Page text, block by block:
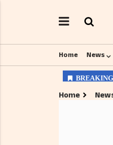
Home News
Home